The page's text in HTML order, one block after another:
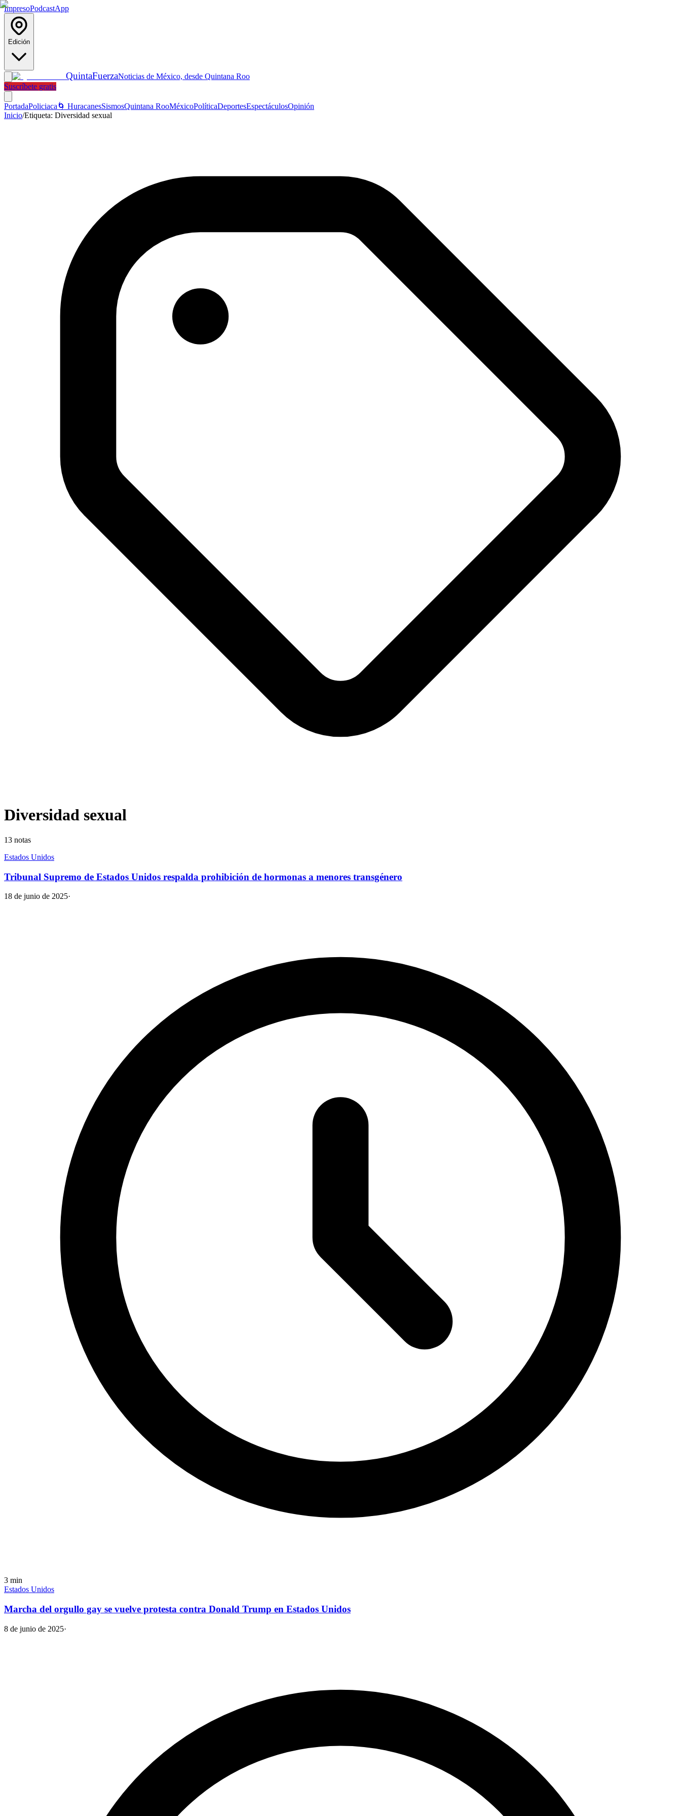
ImpresoPodcastApp
Edición
QuintaFuerzaNoticias de México, desde Quintana Roo
Suscríbete gratis
PortadaPoliciaca 🌀 HuracanesSismosQuintana RooMéxicoPolíticaDeportesEspectáculosOpinión
Inicio/Etiqueta: Diversidad sexual
Diversidad sexual
13 notas
Estados Unidos
Tribunal Supremo de Estados Unidos respalda prohibición de hormonas a menores transgénero
18 de junio de 2025·
3 min
Estados Unidos
Marcha del orgullo gay se vuelve protesta contra Donald Trump en Estados Unidos
8 de junio de 2025·